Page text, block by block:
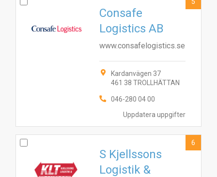
Uppdatera uppgifter
Consafe
Logistics AB
www.consafelogistics.se
Kardanvägen 37
461 38 TROLLHÄTTAN
046-280 04 00
S Kjellssons
Logistik &
6